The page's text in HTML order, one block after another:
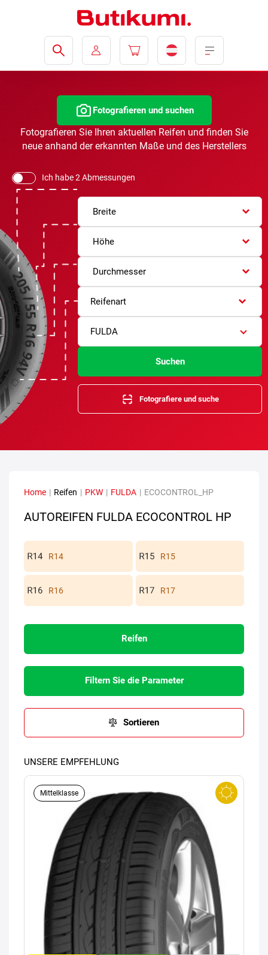
Fotografieren und suchen
Fotografieren Sie Ihren aktuellen Reifen und finden Sie
neue anhand der erkannten Maße und des Herstellers
Ich habe 2 Abmessungen
Breite
Höhe
Durchmesser
Reifenart
FULDA
Suchen
Fotografiere und suche
Home | Reifen | PKW | FULDA | ECOCONTROL_HP
AUTOREIFEN FULDA ECOCONTROL HP
R14 R15
R16 R17
Reifen
Filtern Sie die Parameter
Sortieren
UNSERE EMPFEHLUNG
Mittelklasse